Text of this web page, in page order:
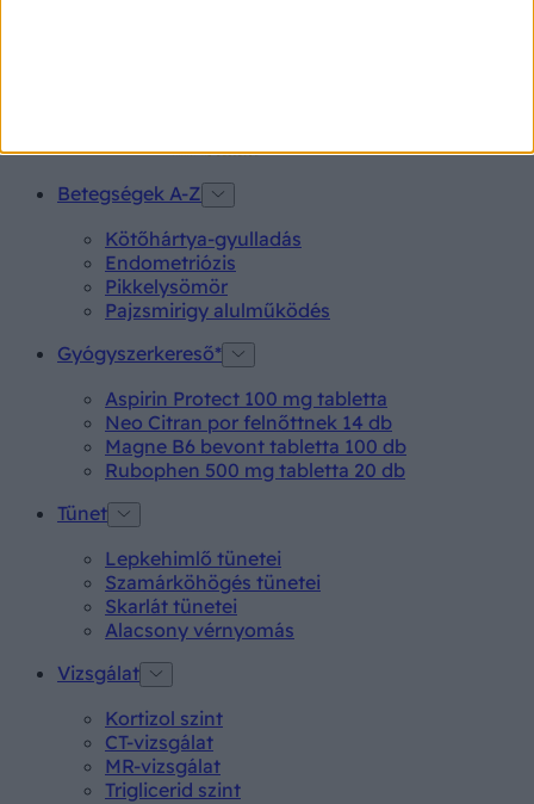
Betegségek A-Z
Kötőhártya-gyulladás
Endometriózis
Pikkelysömör
Pajzsmirigy alulműködés
Gyógyszerkereső*
Aspirin Protect 100 mg tabletta
Neo Citran por felnőttnek 14 db
Magne B6 bevont tabletta 100 db
Rubophen 500 mg tabletta 20 db
Tünet
Lepkehimlő tünetei
Szamárköhögés tünetei
Skarlát tünetei
Alacsony vérnyomás
Vizsgálat
Kortizol szint
CT-vizsgálat
MR-vizsgálat
Triglicerid szint